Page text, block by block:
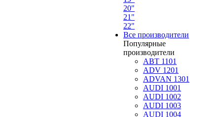
20"
21"
22"
Все производители
Популярные
производители
ABT 1101
ADV 1201
ADVAN 1301
AUDI 1001
AUDI 1002
AUDI 1003
AUDI 1004